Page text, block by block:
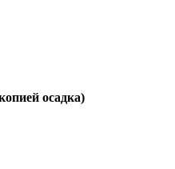
осадка)